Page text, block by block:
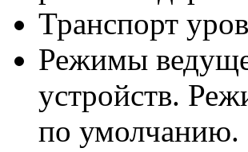
Транспорт
Режимы
устройств.
по умолчанию.